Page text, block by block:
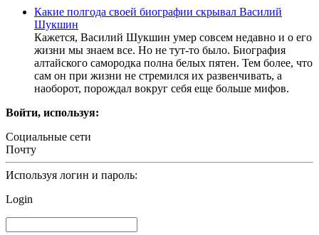
Какие полгода своей биографии скрывал Василий
Шукшин
Кажется, Василий Шукшин умер совсем недавно и о его
жизни мы знаем все. Но не тут-то было. Биография
алтайского самородка полна белых пятен. Тем более, что
сам он при жизни не стремился их развенчивать, а
наоборот, порождал вокруг себя еще больше мифов.
Войти, используя:
Социальные сети
Почту
Используя логин и пароль:
Login